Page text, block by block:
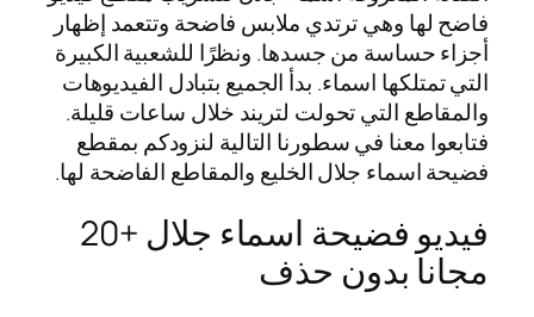
فاضح لها وهي ترتدي ملابس فاضحة وتتعمد إظهار
أجزاء حساسة من جسدها. ونظرًا للشعبية الكبيرة
التي تمتلكها اسماء. بدأ الجميع بتبادل الفيديوهات
والمقاطع التي تحولت لتريند خلال ساعات قليلة.
فتابعوا معنا في سطورنا التالية لنزودكم بمقطع
فضيحة اسماء جلال الخليع والمقاطع الفاضحة لها.
فيديو فضيحة اسماء جلال +20
مجانا بدون حذف